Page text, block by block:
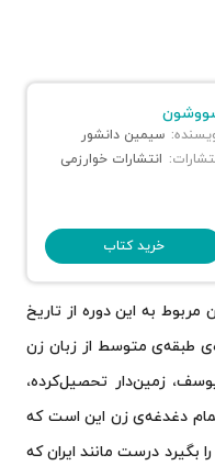
سیمین دانشور
انتشارات خوارزمی
خرید کتاب
به این دوره از تاریخ
طبقه‌ی متوسط از زبان زن
زمین‌دار تحصیل‌کرده،
دغدغه‌ی زن این است که
بگیرد درست مانند ایران که